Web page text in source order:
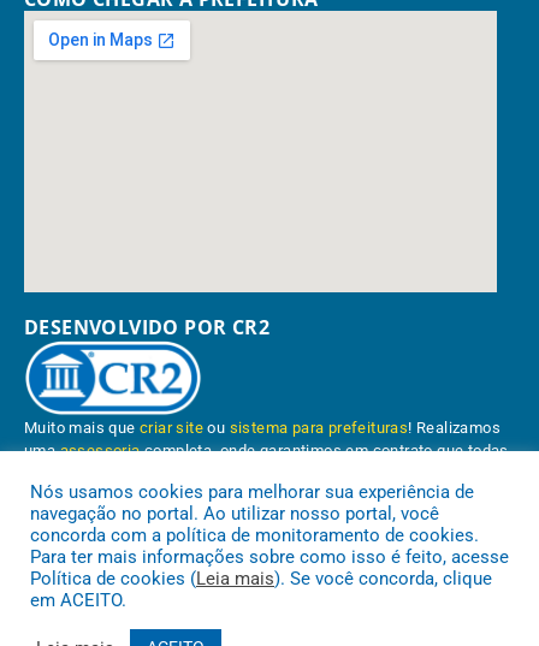
DESENVOLVIDO POR CR2
Muito mais quecriar site ou sistema para prefeituras! Realizamos
umaassessoriacompleta, onde garantimos em contrato que todas
Conheça oPNTP e oRadar da Transparência Pública
Nós usamos cookies para melhorar sua experiência de
navegação no portal. Ao utilizar nosso portal, você
concorda com a política de monitoramento de cookies.
Para ter mais informações sobre como isso é feito, acesse
Política de cookies (Leia mais). Se você concorda, clique
em ACEITO.